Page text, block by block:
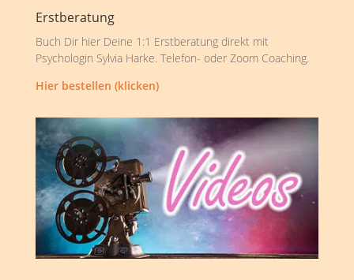
Erstberatung
Buch Dir hier Deine 1:1 Erstberatung direkt mit
Psychologin Sylvia Harke. Telefon- oder Zoom Coaching.
Hier bestellen (klicken)